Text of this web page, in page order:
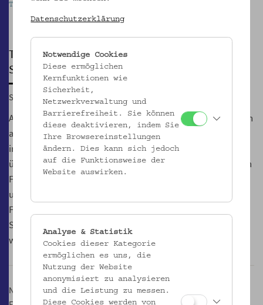
Pause
Tagung des Sprachinselvereins Wien
TAGUNG
Sprachinseln und Sprachinselforschung heute
Sa, 24.11.2018, 09:00
Aus Anlass 45 Jahre „Verein der im Mittelalter von Österreich
aus gegründeten Sprachinseln“ lädt der Verein zu einer
internationalen Tagung ein. Nach einem kurzen Rückblick
über die Tätigkeit des Vereins und der von ihm ausgehenden
Forschungsimpulse geben in- und ausländische Forscher
und Forscherinnen Einblick in ihre aktuellen
Forschungsprojekte zu Sprachinseln in Süd- und
Südosteuropa sowie Übersee. Auch Forschungsdesiderate
werden angesprochen.
Neben der Sprachinselforschung war und ist dem Verein die
Datenschutzerklärung
Notwendige Cookies
Diese ermöglichen
Kernfunktionen wie
Sicherheit,
Netzwerkverwaltung und
Barrierefreiheit. Sie können
diese deaktivieren, indem Sie
Ihre Browsereinstellungen
ändern. Dies kann sich jedoch
auf die Funktionsweise der
Website auswirken.
Analyse & Statistik
Cookies dieser Kategorie
ermöglichen es uns, die
Nutzung der Website
anonymisiert zu analysieren
und die Leistung zu messen.
Diese Cookies werden von